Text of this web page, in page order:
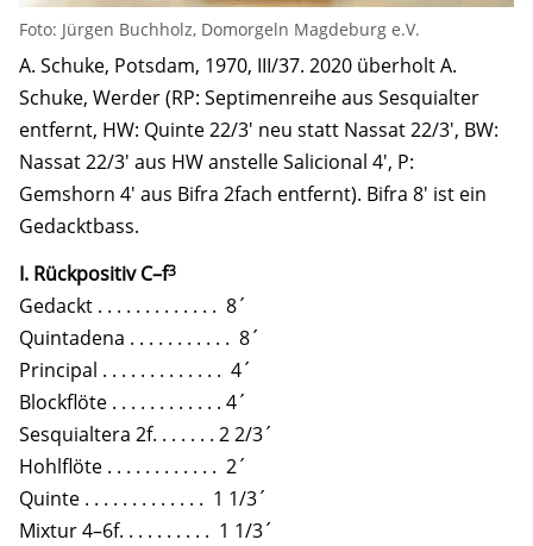
Foto: Jürgen Buchholz, Domorgeln Magdeburg e.V.
A. Schuke, Potsdam, 1970, III/37. 2020 überholt A.
Schuke, Werder (RP: Septimenreihe aus Sesquialter
entfernt, HW: Quinte 22/3′ neu statt Nassat 22/3′, BW:
Nassat 22/3′ aus HW anstelle Salicional 4′, P:
Gemshorn 4′ aus Bifra 2fach entfernt). Bifra 8′ ist ein
Gedacktbass.
I. Rückpositiv C–f3
Gedackt . . . . . . . . . . . . . 8´
Quintadena . . . . . . . . . . . 8´
Principal . . . . . . . . . . . . . 4´
Blockflöte . . . . . . . . . . . . 4´
Sesquialtera 2f. . . . . . . 2 2/3´
Hohlflöte . . . . . . . . . . . . 2´
Quinte . . . . . . . . . . . . . 1 1/3´
Mixtur 4–6f. . . . . . . . . . 1 1/3´